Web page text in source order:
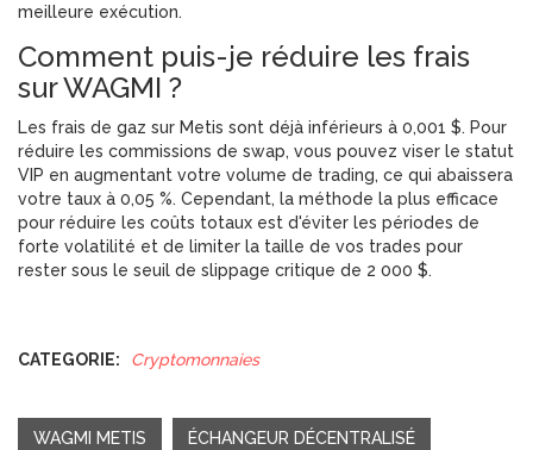
meilleure exécution.
Comment puis-je réduire les frais
sur WAGMI ?
Les frais de gaz sur Metis sont déjà inférieurs à 0,001 $. Pour
réduire les commissions de swap, vous pouvez viser le statut
VIP en augmentant votre volume de trading, ce qui abaissera
votre taux à 0,05 %. Cependant, la méthode la plus efficace
pour réduire les coûts totaux est d'éviter les périodes de
forte volatilité et de limiter la taille de vos trades pour
rester sous le seuil de slippage critique de 2 000 $.
CATEGORIE: Cryptomonnaies
WAGMI METIS ÉCHANGEUR DÉCENTRALISÉ